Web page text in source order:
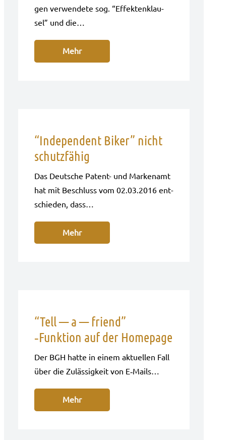
gen ver­wen­de­te sog. “Effek­ten­klau­
sel” und die…
Mehr
“Independent Biker” nicht
schutzfähig
Das Deut­sche Patent- und Mar­ken­amt
hat mit Beschluss vom 02.03.2016 ent­
schie­den, dass…
Mehr
“Tell — a — friend”
‑Funktion auf der Homepage
Der BGH hatte in einem aktu­el­len Fall
über die Zuläs­sig­keit von E‑Mails…
Mehr